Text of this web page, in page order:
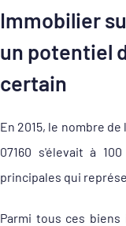
Immobilier
un potentiel
certain
En 2015, le nombre
07160 s'élevait à
principales qui
Parmi tous ces